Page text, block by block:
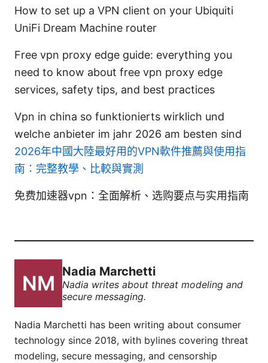
How to set up a VPN client on your Ubiquiti
UniFi Dream Machine router
Free vpn proxy edge guide: everything you
need to know about free vpn proxy edge
services, safety tips, and best practices
Vpn in china so funktionierts wirklich und
welche anbieter im jahr 2026 am besten sind
2026年中國大陸最好用的VPN軟件推薦與使用指
南：完整教學、比較與實測
免费加速器vpn：全面解析、选购要点与实用指南
Nadia Marchetti
Nadia writes about threat modeling and
secure messaging.
Nadia Marchetti has been writing about consumer
technology since 2018, with bylines covering threat
modeling, secure messaging, and censorship